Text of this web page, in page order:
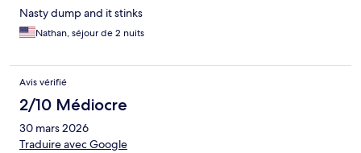
Nasty dump and it stinks
Nathan, séjour de 2 nuits
Avis vérifié
2/10 Médiocre
30 mars 2026
Traduire avec Google